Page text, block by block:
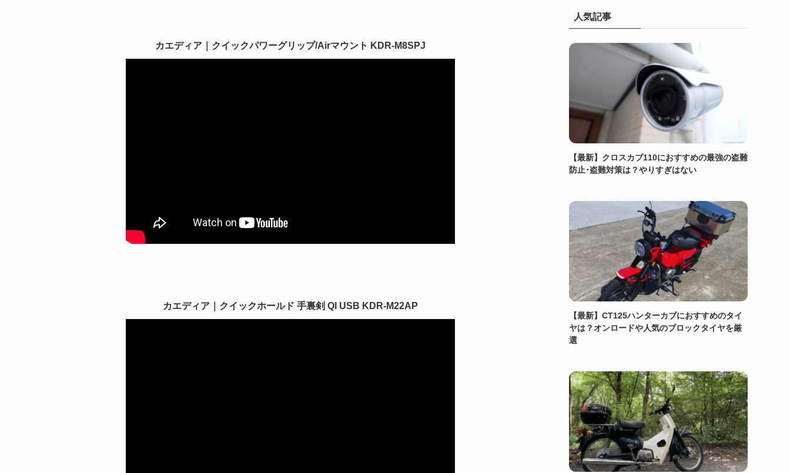
カエディア｜クイックパワーグリップ/Airマウント KDR-M8SPJ
カエディア｜クイックホールド 手裏剣 QI USB KDR-M22AP
人気記事
【最新】クロスカブ110におすすめの最強の盗難
防止･盗難対策は？やりすぎはない
【最新】CT125ハンターカブにおすすめのタイ
ヤは？オンロードや人気のブロックタイヤを厳
選